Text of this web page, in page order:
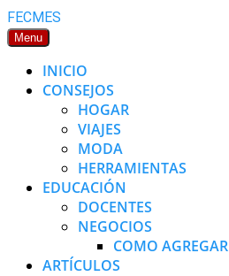
Skip
to
FECMES
Menu
INICIO
CONSEJOS
HOGAR
VIAJES
MODA
HERRAMIENTAS
EDUCACIÓN
DOCENTES
NEGOCIOS
COMO
ARTÍCULOS